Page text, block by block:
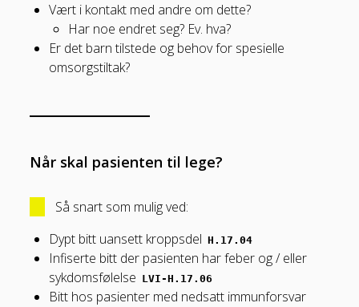
Vært i kontakt med andre om dette?
Har noe endret seg? Ev. hva?
Er det barn tilstede og behov for spesielle
omsorgstiltak?
Når skal pasienten til lege?
Så snart som mulig ved:
Dypt bitt uansett kroppsdel H.17.04
Infiserte bitt der pasienten har feber og / eller
sykdomsfølelse LVI-H.17.06
Bitt hos pasienter med nedsatt immunforsvar